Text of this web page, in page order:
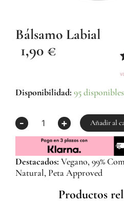
Bálsamo Labial
1,90 €
Disponibilidad: 95 disponibles
-
Bálsamo
+ Añadir al
Destacados: Vegano, 99%
Natural, Peta Approved
Productos